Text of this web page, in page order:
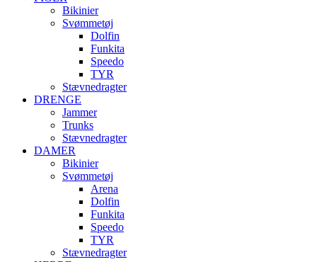
Bikinier
Svømmetøj
Dolfin
Funkita
Speedo
TYR
Stævnedragter
DRENGE
Jammer
Trunks
Stævnedragter
DAMER
Bikinier
Svømmetøj
Arena
Dolfin
Funkita
Speedo
TYR
Stævnedragter